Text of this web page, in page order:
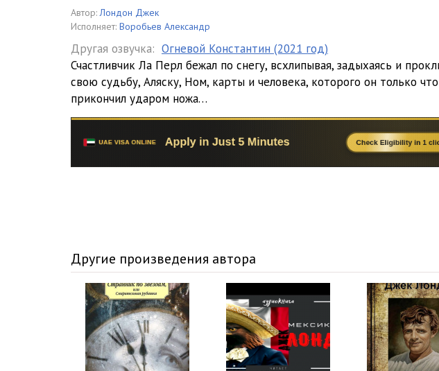
Автор: Лондон Джек
Исполняет: Воробьев Александр
Другая озвучка: Огневой Константин (2021 год)
Счастливчик Ла Перл бежал по снегу, всхлипывая, задыхаясь и
свою судьбу, Аляску, Ном, карты и человека, которого он только что
прикончил ударом ножа…
Другие произведения автора